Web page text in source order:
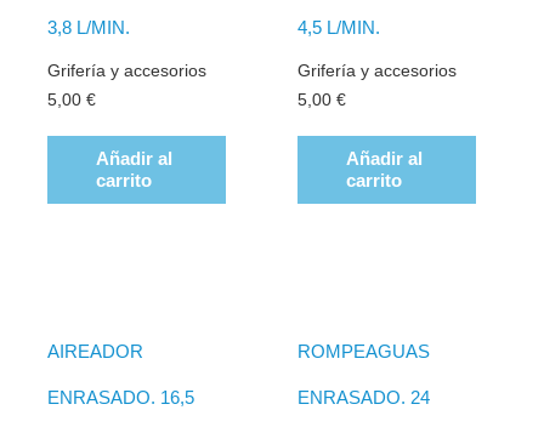
3,8 L/MIN.
Grifería y accesorios
5,00€
Añadir al
carrito
4,5 L/MIN.
Grifería y accesorios
5,00 €
Añadir al
carrito
AIREADOR
ENRASADO. 16,5
ROMPEAGUAS
ENRASADO. 24